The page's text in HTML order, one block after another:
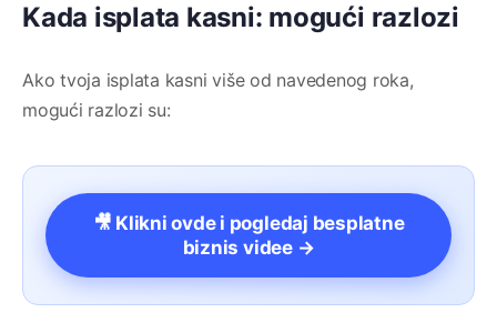
Kada isplata kasni: mogući razlozi
Ako tvoja isplata kasni više od navedenog roka,
mogući razlozi su:
🎥 Klikni ovde i pogledaj besplatne
biznis videe →